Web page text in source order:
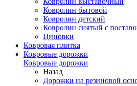
Ковролин бытовой
Ковролин детский
Ковролин снятый с
Циновки
Ковровая плитка
Ковровые дорожки
Ковровые дорожки
Назад
Дорожки на резиновой